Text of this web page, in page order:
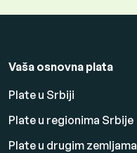
Vaša osnovna plata
Plate u Srbiji
Plate u regionima Srbije
Plate u drugim zemljama